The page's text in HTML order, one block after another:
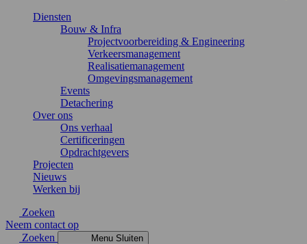
Diensten
Bouw & Infra
Projectvoorbereiding & Engineering
Verkeersmanagement
Realisatiemanagement
Omgevingsmanagement
Events
Detachering
Over ons
Ons verhaal
Certificeringen
Opdrachtgevers
Projecten
Nieuws
Werken bij
Zoeken
Neem contact op
Zoeken
Menu Sluiten